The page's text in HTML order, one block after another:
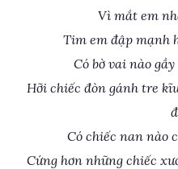
Vì mắt em
Tim em đập mạnh
Có bờ vai nào
Hỡi chiếc đòn gánh tre
Có chiếc nan nào
Cứng hơn những chiếc